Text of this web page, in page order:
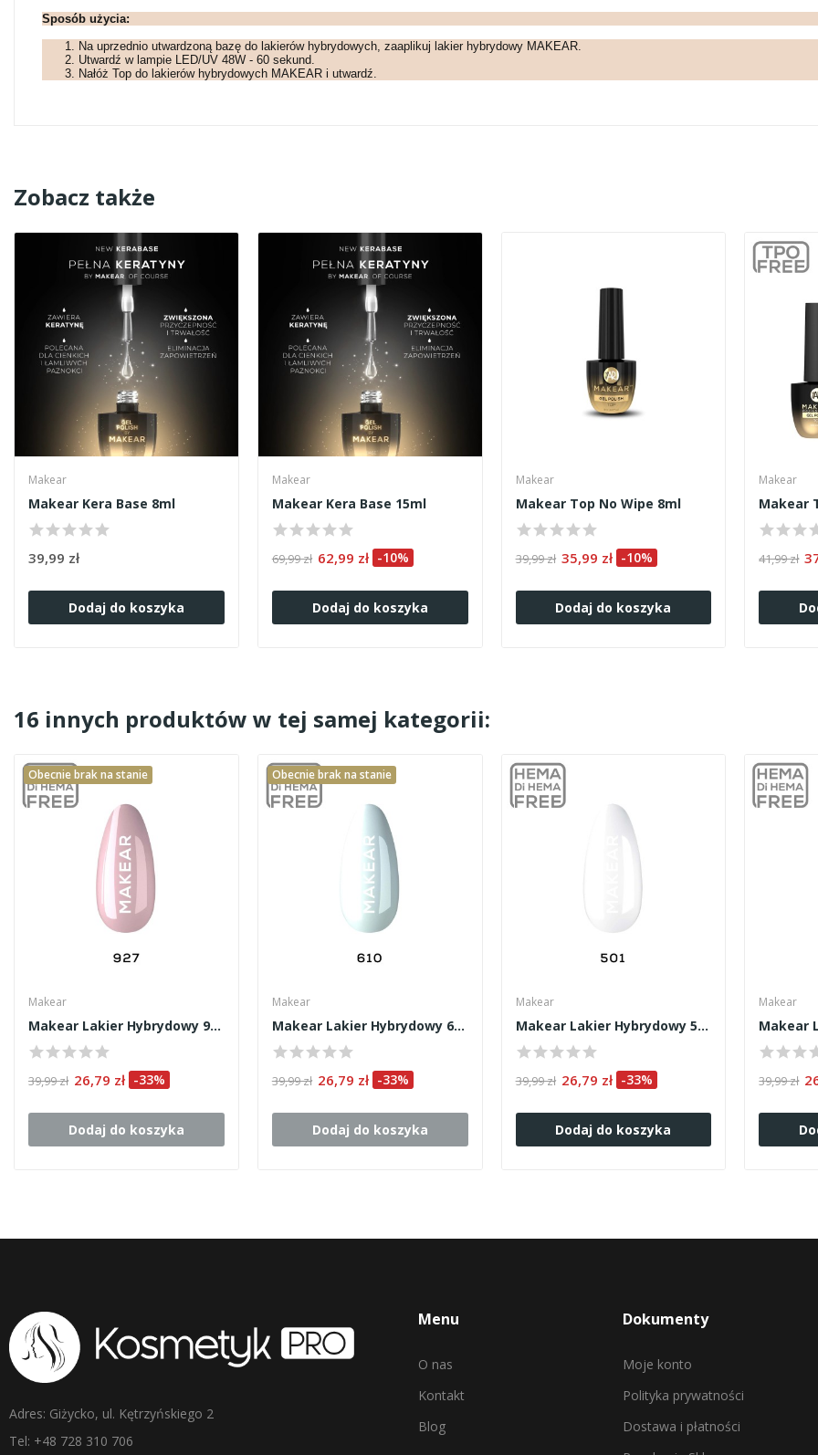
Sposób użycia:
Na uprzednio utwardzoną bazę do lakierów hybrydowych, zaaplikuj lakier hybrydowy MAKEAR.
Utwardź w lampie LED/UV 48W - 60 sekund.
Nałóż Top do lakierów hybrydowych MAKEAR i utwardź.
Zobacz także
Makear
Makear Kera Base 8ml
39,99 zł
Dodaj do koszyka
Makear
Makear Kera Base 15ml
69,99 zł 62,99 zł -10%
Dodaj do koszyka
Makear
Makear Top No Wipe 8ml
39,99 zł 35,99 zł -10%
Dodaj do koszyka
Makear
Makear
41,99 zł
16 innych produktów w tej samej kategorii:
Obecnie brak na stanie
Makear
Makear Lakier Hybrydowy 927 8ml
39,99 zł 26,79 zł -33%
Dodaj do koszyka
Obecnie brak na stanie
Makear
Makear Lakier Hybrydowy 610 8ml
39,99 zł 26,79 zł -33%
Dodaj do koszyka
Makear
Makear Lakier Hybrydowy 501 8ml
39,99 zł 26,79 zł -33%
Dodaj do koszyka
Makear
39,99 zł
Adres: Giżycko, ul. Kętrzyńskiego 2
Tel: +48 728 310 706
Menu
O nas
Kontakt
Blog
Dokumenty
Moje konto
Polityka prywatności
Dostawa i płatności